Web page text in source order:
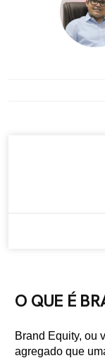
O QUE É
Brand Equity, ou
agregado que